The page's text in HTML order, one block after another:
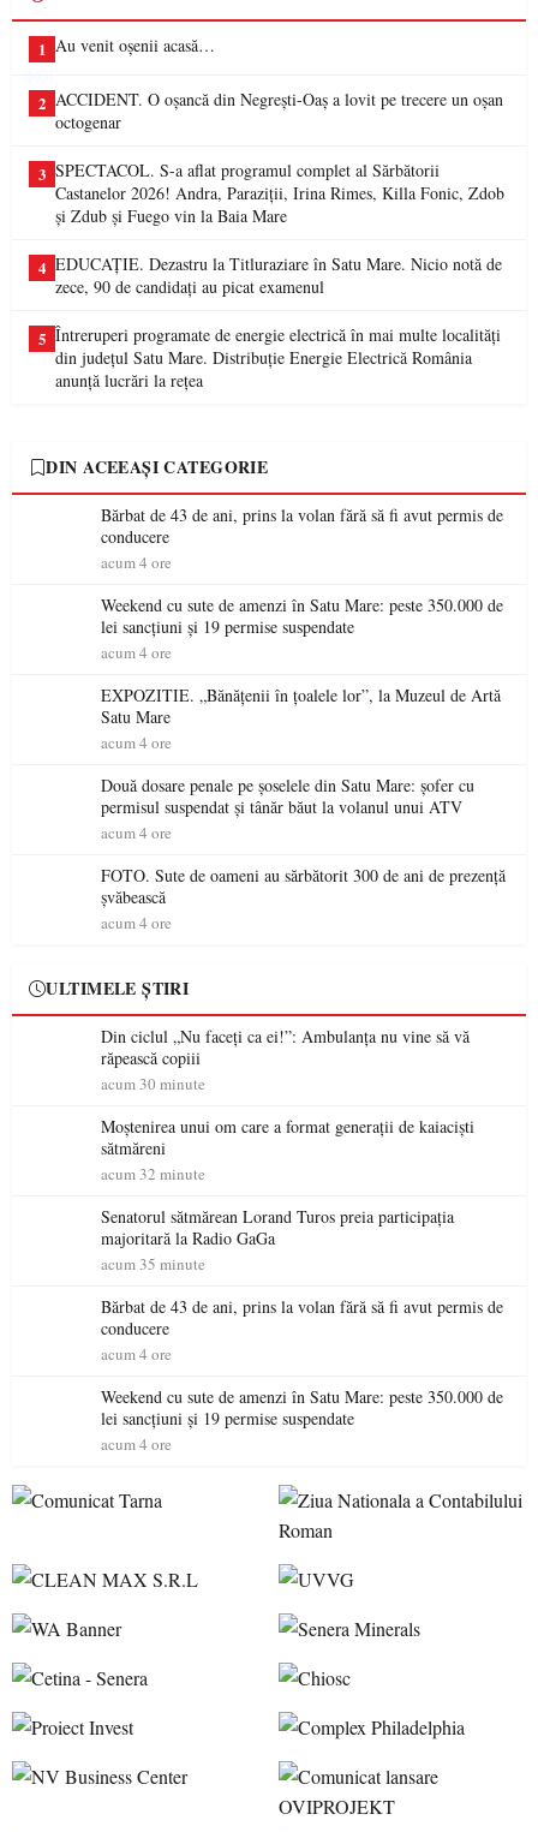
1 Au venit oșenii acasă…
2 ACCIDENT. O oșancă din Negrești-Oaș a lovit pe trecere un oșan
octogenar
3 SPECTACOL. S-a aflat programul complet al Sărbătorii
Castanelor 2026! Andra, Paraziții, Irina Rimes, Killa Fonic, Zdob
și Zdub și Fuego vin la Baia Mare
4 EDUCAȚIE. Dezastru la Titluraziare în Satu Mare. Nicio notă de
zece, 90 de candidați au picat examenul
5 Întreruperi programate de energie electrică în mai multe localități
din județul Satu Mare. Distribuție Energie Electrică România
anunță lucrări la rețea
DIN ACEEAȘI CATEGORIE
Bărbat de 43 de ani, prins la volan fără să fi avut permis de
conducere
acum 4 ore
Weekend cu sute de amenzi în Satu Mare: peste 350.000 de
lei sancțiuni și 19 permise suspendate
acum 4 ore
EXPOZITIE. „Bănățenii în țoalele lor”, la Muzeul de Artă
Satu Mare
acum 4 ore
Două dosare penale pe șoselele din Satu Mare: șofer cu
permisul suspendat și tânăr băut la volanul unui ATV
acum 4 ore
FOTO. Sute de oameni au sărbătorit 300 de ani de prezență
șvăbească
acum 4 ore
ULTIMELE ȘTIRI
Din ciclul „Nu faceți ca ei!”: Ambulanța nu vine să vă
răpească copiii
acum 30 minute
Moștenirea unui om care a format generații de kaiaciști
sătmăreni
acum 32 minute
Senatorul sătmărean Lorand Turos preia participația
majoritară la Radio GaGa
acum 35 minute
Bărbat de 43 de ani, prins la volan fără să fi avut permis de
conducere
acum 4 ore
Weekend cu sute de amenzi în Satu Mare: peste 350.000 de
lei sancțiuni și 19 permise suspendate
acum 4 ore